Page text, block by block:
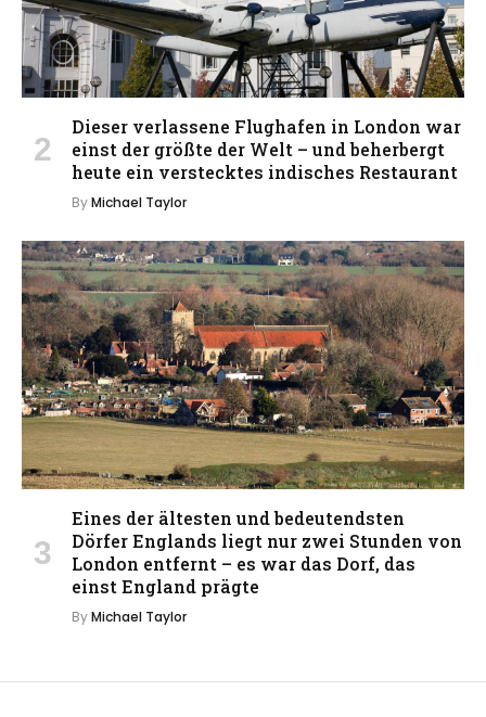
Dieser verlassene Flughafen in London war
einst der größte der Welt – und beherbergt
heute ein verstecktes indisches Restaurant
ByMichael Taylor
Eines der ältesten und bedeutendsten
Dörfer Englands liegt nur zwei Stunden von
London entfernt – es war das Dorf, das
einst England prägte
ByMichael Taylor